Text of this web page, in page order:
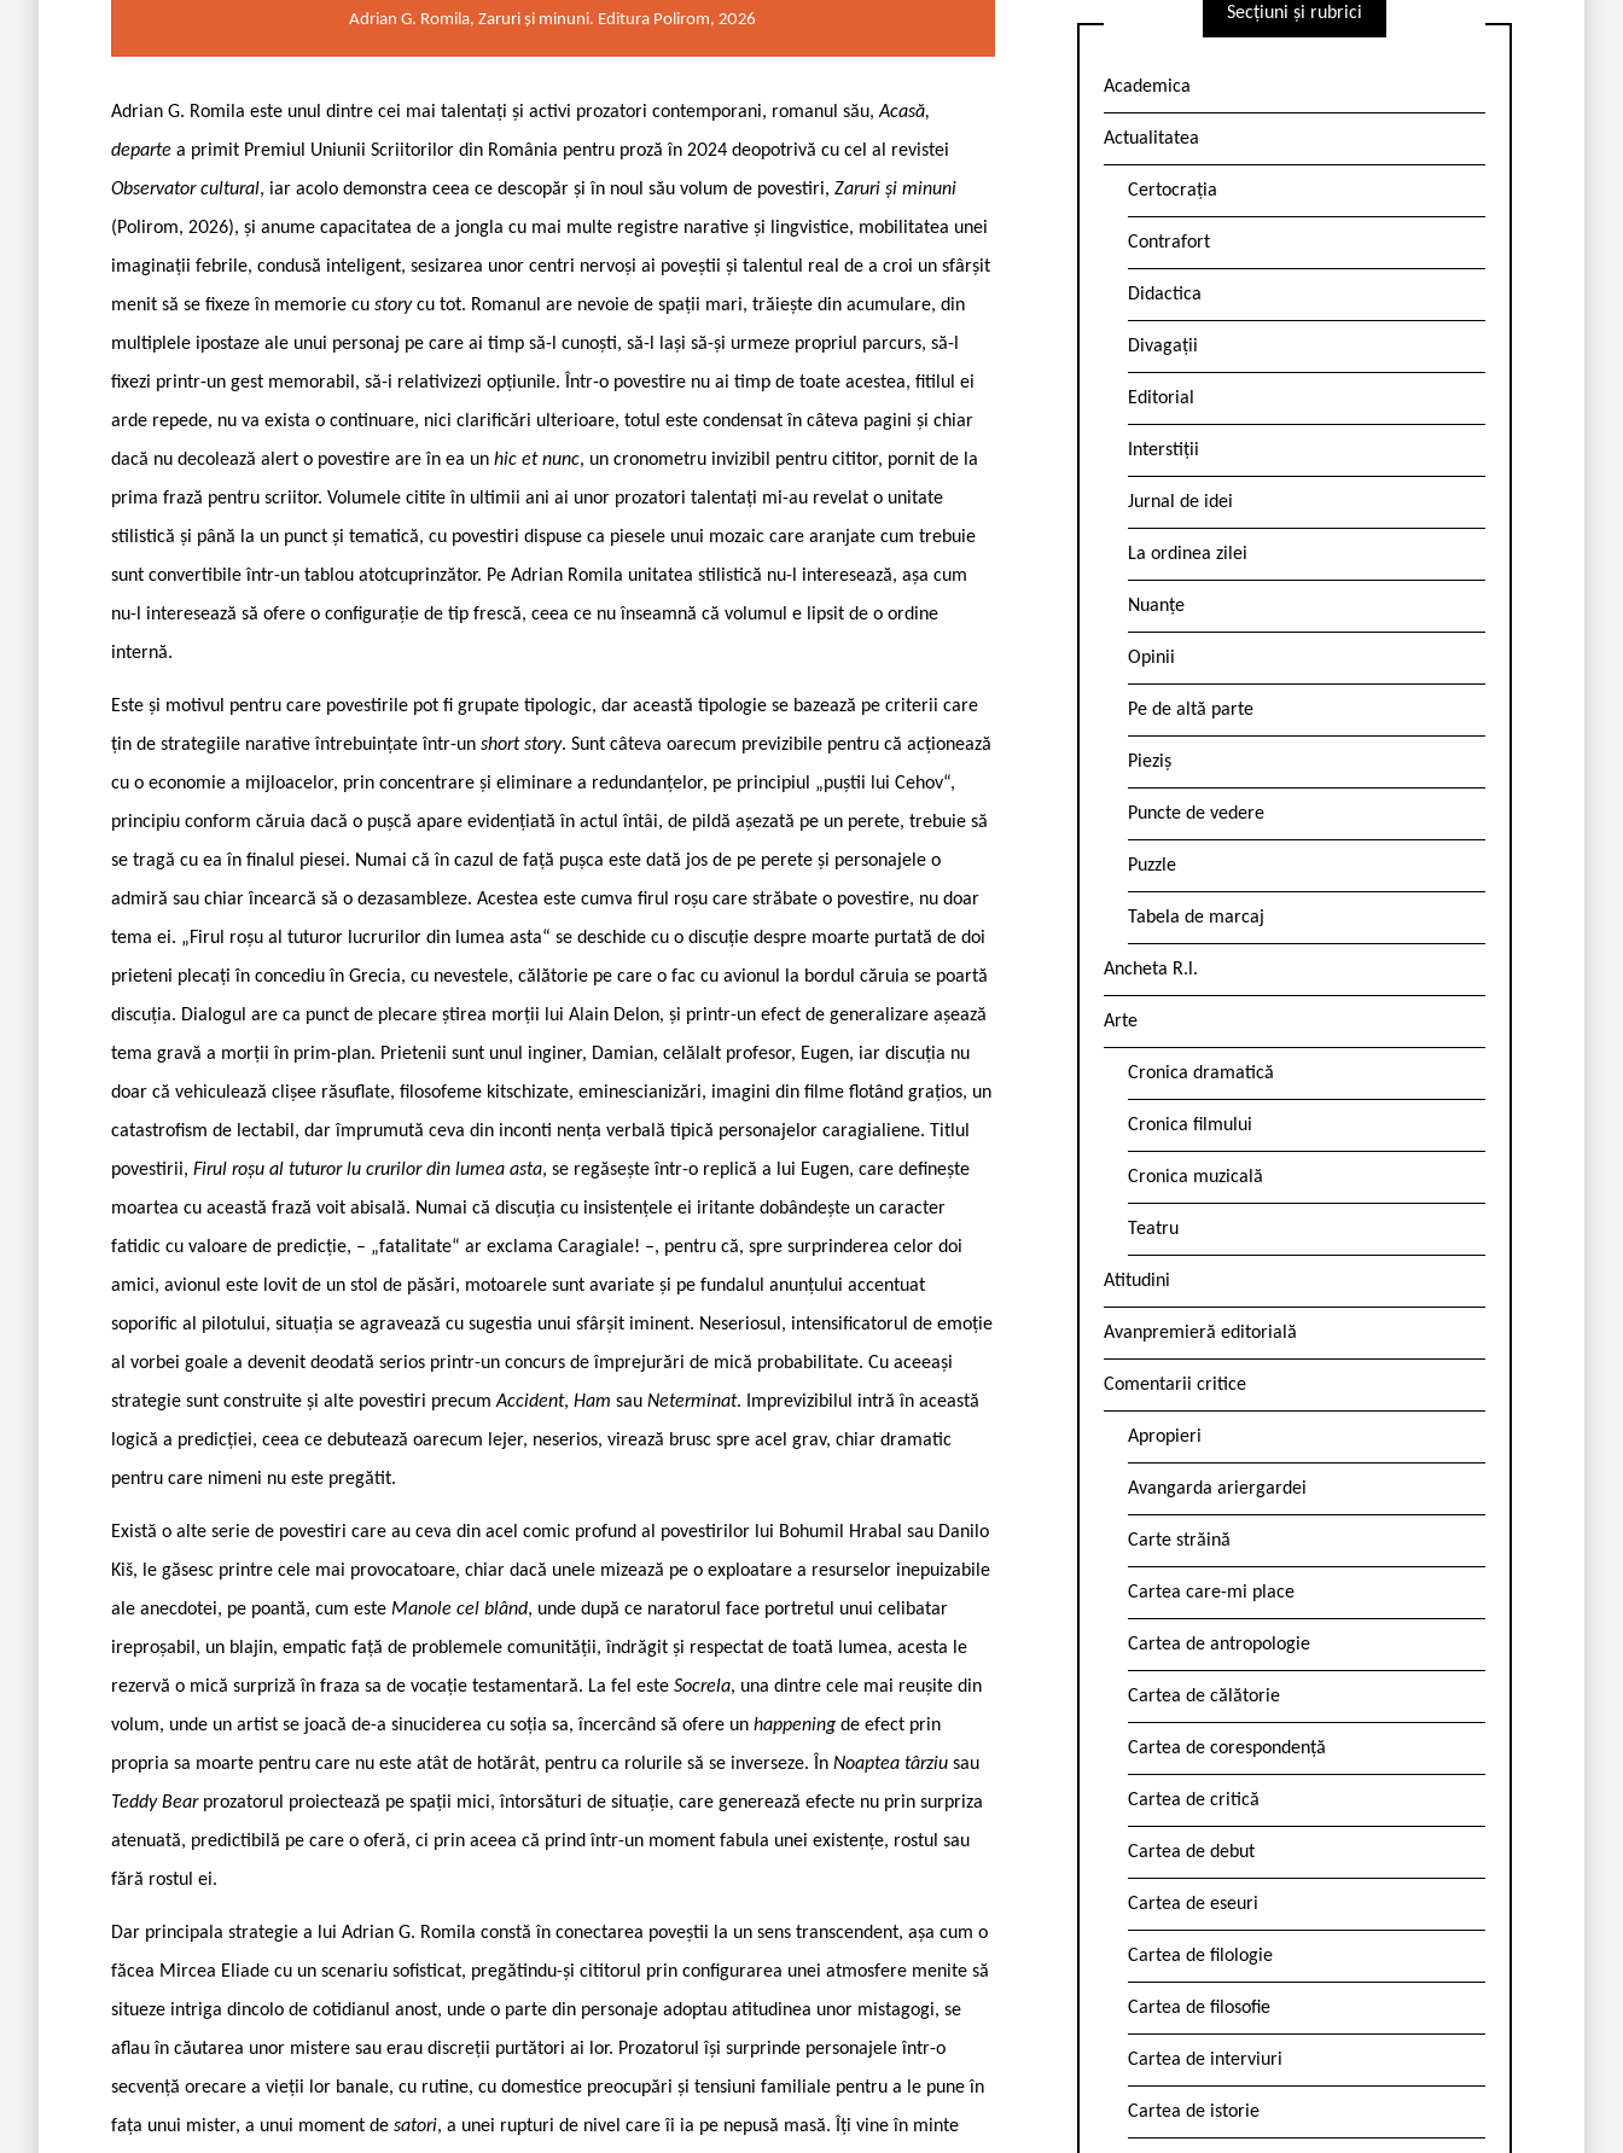
Adrian G. Romila, Zaruri și minuni. Editura Polirom, 2026
Adrian G. Romila este unul dintre cei mai talentați și activi prozatori contemporani, romanul său,Acasă,
departe a primit Premiul Uniunii Scriitorilor din România pentru proză în 2024 deopotrivă cu cel al revistei
Observator cultural, iar acolo demonstra ceea ce descopăr și în noul său volum de povestiri, Zaruri și minuni
(Polirom, 2026), și anume capacitatea de a jongla cu mai multe registre narative și lingvistice, mobilitatea unei
imaginații febrile, condusă inteligent, sesizarea unor centri nervoși ai poveștii și talentul real de a croi un sfârșit
menit să se fixeze în memorie cu storycu tot. Romanul are nevoie de spații mari, trăiește din acumulare, din
multiplele ipostaze ale unui personaj pe care ai timp să-l cunoști, să-l lași să-și urmeze propriul parcurs, să-l
fixezi printr-un gest memorabil, să-i relativizezi opțiunile. Într-o povestire nu ai timp de toate acestea, fitilul ei
arde repede, nu va exista o continuare, nici clarificări ulterioare, totul este condensat în câteva pagini și chiar
dacă nu decolează alert o povestire are în ea un hic et nunc, un cronometru invizibil pentru cititor, pornit de la
prima frază pentru scriitor. Volumele citite în ultimii ani ai unor prozatori talentați mi-au revelat o unitate
stilistică și până la un punct și tematică, cu povestiri dispuse ca piesele unui mozaic care aranjate cum trebuie
sunt convertibile într-un tablou atotcuprinzător. Pe Adrian Romila unitatea stilistică nu-l interesează, așa cum
nu-l interesează să ofere o configurație de tip frescă, ceea ce nu înseamnă că volumul e lipsit de o ordine
internă.
Este și motivul pentru care povestirile pot fi grupate tipologic, dar această tipologie se bazează pe criterii care
țin de strategiile narative întrebuințate într-un short story. Sunt câteva oarecum previzibile pentru că acționează
cu o economie a mijloacelor, prin concentrare și eliminare a redundanțelor, pe principiul „puștii lui Cehov“,
principiu conform căruia dacă o pușcă apare evidențiată în actul întâi, de pildă așezată pe un perete, trebuie să
se tragă cu ea în finalul piesei. Numai că în cazul de față pușca este dată jos de pe perete și personajele o
admiră sau chiar încearcă să o dezasambleze. Acestea este cumva firul roșu care străbate o povestire, nu doar
tema ei. „Firul roșu al tuturor lucrurilor din lumea asta“ se deschide cu o discuție despre moarte purtată de doi
prieteni plecați în concediu în Grecia, cu nevestele, călătorie pe care o fac cu avionul la bordul căruia se poartă
discuția. Dialogul are ca punct de plecare știrea morții lui Alain Delon, și printr-un efect de generalizare așează
tema gravă a morții în prim-plan. Prietenii sunt unul inginer, Damian, celălalt profesor, Eugen, iar discuția nu
doar că vehiculează clișee răsuflate, filosofeme kitschizate, eminescianizări, imagini din filme flotând grațios, un
catastrofism de ­lectabil, dar împrumută ceva din inconti ­nența verbală tipică personajelor caragialiene. Titlul
povestirii, Firul roșu al tuturor lu crurilor din lumea asta, se regăsește într-o replică a lui Eugen, care definește
moartea cu această frază voit abisală. Numai că discuția cu insistențele ei iritante dobândește un caracter
fatidic cu valoare de predicție, – „fatalitate“ ar exclama Caragiale! –, pentru că, spre surprinderea celor doi
amici, avionul este lovit de un stol de păsări, motoarele sunt avariate și pe fundalul anunțului accentuat
soporific al pilotului, situația se agravează cu sugestia unui sfârșit iminent. Neseriosul, intensificatorul de emoție
al vorbei goale a devenit deodată serios printr-un concurs de împrejurări de mică probabilitate. Cu aceeași
strategie sunt construite și alte povestiri precumAccident, Ham sau Neterminat. Imprevizibilul intră în această
logică a predicției, ceea ce debutează oarecum lejer, neserios, virează brusc spre acel grav, chiar dramatic
pentru care nimeni nu este pregătit.
Există o alte serie de povestiri care au ceva din acel comic profund al povestirilor lui Bohumil Hrabal sau Danilo
Kiš, le găsesc printre cele mai provocatoare, chiar dacă unele mizează pe o exploatare a resurselor inepuizabile
ale anecdotei, pe poantă, cum este Manole cel blând, unde după ce naratorul face portretul unui celibatar
ireproșabil, un blajin, empatic față de problemele comunității, îndrăgit și respectat de toată lumea, acesta le
rezervă o mică surpriză în fraza sa de vocație testamentară. La fel este Socrela, una dintre cele mai reușite din
volum, unde un artist se joacă de-a sinuciderea cu soția sa, încercând să ofere un happening de efect prin
propria sa moarte pentru care nu este atât de hotărât, pentru ca rolurile să se inverseze. În Noaptea târziu sau
Teddy Bear prozatorul proiectează pe spații mici, întorsături de situație, care generează efecte nu prin surpriza
atenuată, predictibilă pe care o oferă, ci prin aceea că prind într-un moment fabula unei existențe, rostul sau
fără rostul ei.
Dar principala strategie a lui Adrian G. Romila constă în conectarea poveștii la un sens transcendent, așa cum o
făcea Mircea Eliade cu un scenariu sofisticat, pregătindu-și cititorul prin configurarea unei atmosfere menite să
situeze intriga dincolo de cotidianul anost, unde o parte din personaje adoptau atitudinea unor mistagogi, se
aflau în căutarea unor mistere sau erau discreții purtători ai lor. Prozatorul își surprinde personajele într-o
secvență orecare a vieții lor banale, cu rutine, cu domestice preocupări și tensiuni familiale pentru a le pune în
fața unui mister, a unui moment de satori, a unei rupturi de nivel care îi ia pe nepusă masă. Îți vine în minte
Secțiuni și rubrici
Academica
Actualitatea
Certocrația
Contrafort
Didactica
Divagații
Editorial
Interstiții
Jurnal de idei
La ordinea zilei
Nuanțe
Opinii
Pe de altă parte
Pieziș
Puncte de vedere
Puzzle
Tabela de marcaj
Ancheta R.l.
Arte
Cronica dramatică
Cronica filmului
Cronica muzicală
Teatru
Atitudini
Avanpremieră editorială
Comentarii critice
Apropieri
Avangarda ariergardei
Carte străină
Cartea care-mi place
Cartea de antropologie
Cartea de călătorie
Cartea de corespondență
Cartea de critică
Cartea de debut
Cartea de eseuri
Cartea de filologie
Cartea de filosofie
Cartea de interviuri
Cartea de istorie